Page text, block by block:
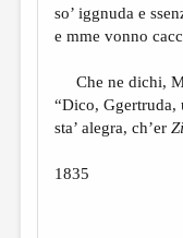
ТРЕДИАКОВСКИЙ
ВКОНТАКТЕ
so’ iggnuda e
e mme vonno
Che ne dichi,
“Dico, Ggertruda,
sta’ alegra, ch’er
1835